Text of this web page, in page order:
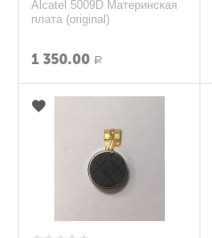
Alcatel 5009D Материнская
плата (original)
1 350.00 Р